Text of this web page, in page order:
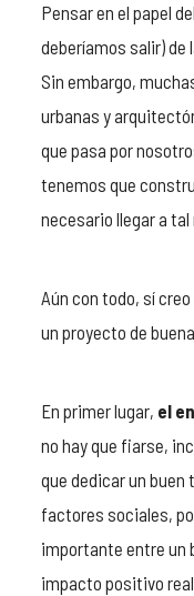
Pensar en el papel
deberíamos salir) de
Sin embargo,
urbanas y
que pasa por
tenemos que
necesario llegar a tal
Aún con todo, sí
un proyecto de
En primer lugar, el
no hay que fiarse,
que dedicar un buen
factores sociales,
importante entre un
impacto positivo real